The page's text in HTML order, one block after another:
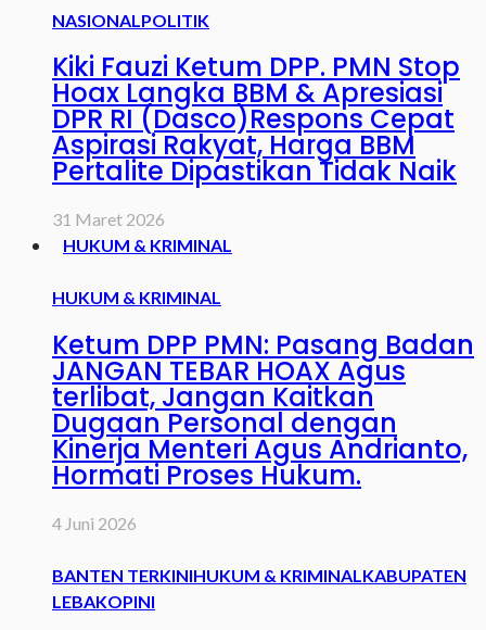
NASIONAL POLITIK
Kiki Fauzi Ketum DPP. PMN Stop
Hoax Langka BBM & Apresiasi
DPR RI (Dasco)Respons Cepat
Aspirasi Rakyat, Harga BBM
Pertalite Dipastikan Tidak Naik
31 Maret 2026
HUKUM & KRIMINAL
HUKUM & KRIMINAL
Ketum DPP PMN: Pasang Badan
JANGAN TEBAR HOAX Agus
terlibat, Jangan Kaitkan
Dugaan Personal dengan
Kinerja Menteri Agus Andrianto,
Hormati Proses Hukum.
4 Juni 2026
BANTEN TERKINIHUKUM & KRIMINALKABUPATEN
LEBAKOPINI